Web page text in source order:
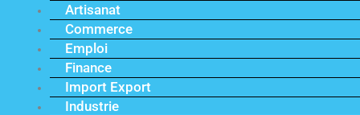
Artisanat
Commerce
Emploi
Finance
Import Export
Industrie